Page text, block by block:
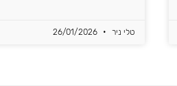
טלי ניר 26/01/2026